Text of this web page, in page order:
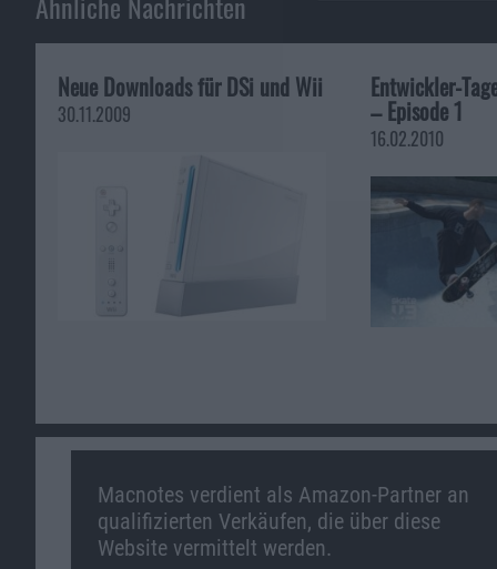
Neue Downloads für DSi und Wii
30.11.2009
Entwickler-
– Episode 1
16.02.2010
Macnotes verdient als Amazon-Partner an
qualifizierten Verkäufen, die über diese
Website vermittelt werden.